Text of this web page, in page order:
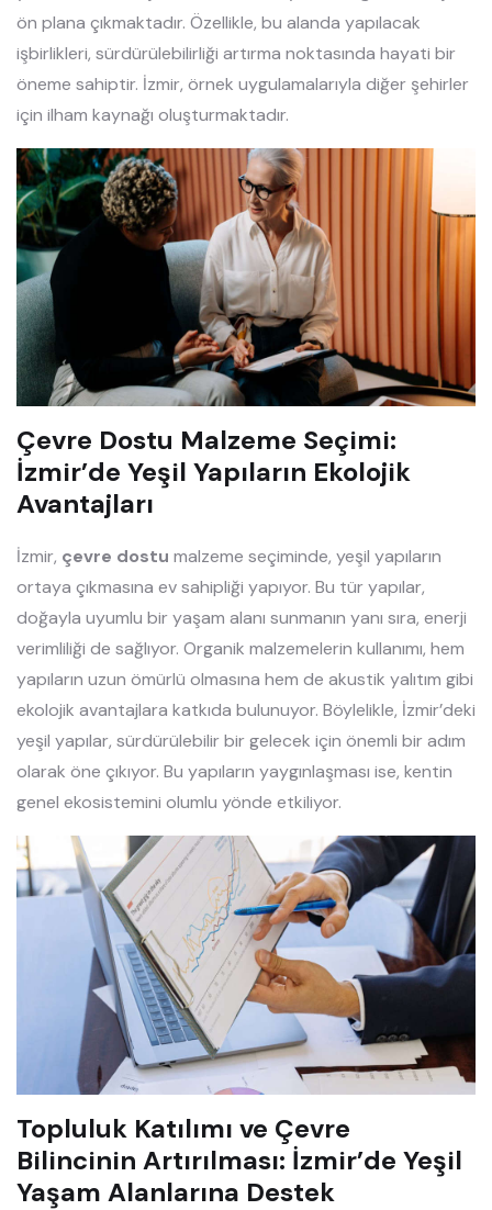
ön plana çıkmaktadır. Özellikle, bu alanda yapılacak
işbirlikleri, sürdürülebilirliği artırma noktasında hayati bir
öneme sahiptir. İzmir, örnek uygulamalarıyla diğer şehirler
için ilham kaynağı oluşturmaktadır.
Çevre Dostu Malzeme Seçimi:
İzmir’de Yeşil Yapıların Ekolojik
Avantajları
İzmir, çevre dostu malzeme seçiminde, yeşil yapıların
ortaya çıkmasına ev sahipliği yapıyor. Bu tür yapılar,
doğayla uyumlu bir yaşam alanı sunmanın yanı sıra, enerji
verimliliği de sağlıyor. Organik malzemelerin kullanımı, hem
yapıların uzun ömürlü olmasına hem de akustik yalıtım gibi
ekolojik avantajlara katkıda bulunuyor. Böylelikle, İzmir’deki
yeşil yapılar, sürdürülebilir bir gelecek için önemli bir adım
olarak öne çıkıyor. Bu yapıların yaygınlaşması ise, kentin
genel ekosistemini olumlu yönde etkiliyor.
Topluluk Katılımı ve Çevre
Bilincinin Artırılması: İzmir’de Yeşil
Yaşam Alanlarına Destek